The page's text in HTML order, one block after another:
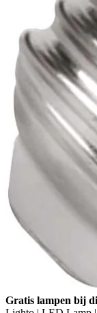
Gratis lampen bij